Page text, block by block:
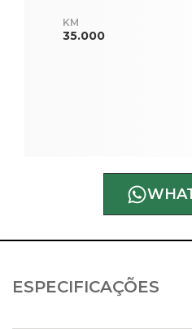
KM
35.000
ESPECIFICAÇÕES